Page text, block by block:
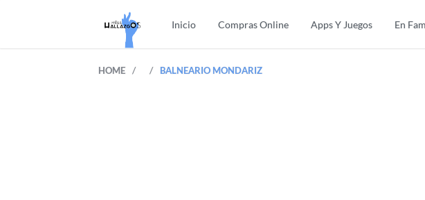
Inicio Compras Online Apps Y Juegos En
HOME / / BALNEARIO MONDARIZ